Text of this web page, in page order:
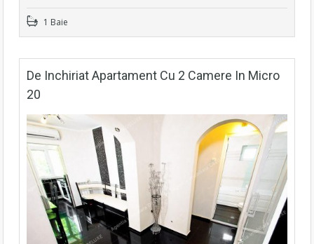
1 Baie
De Inchiriat Apartament Cu 2 Camere In Micro
20